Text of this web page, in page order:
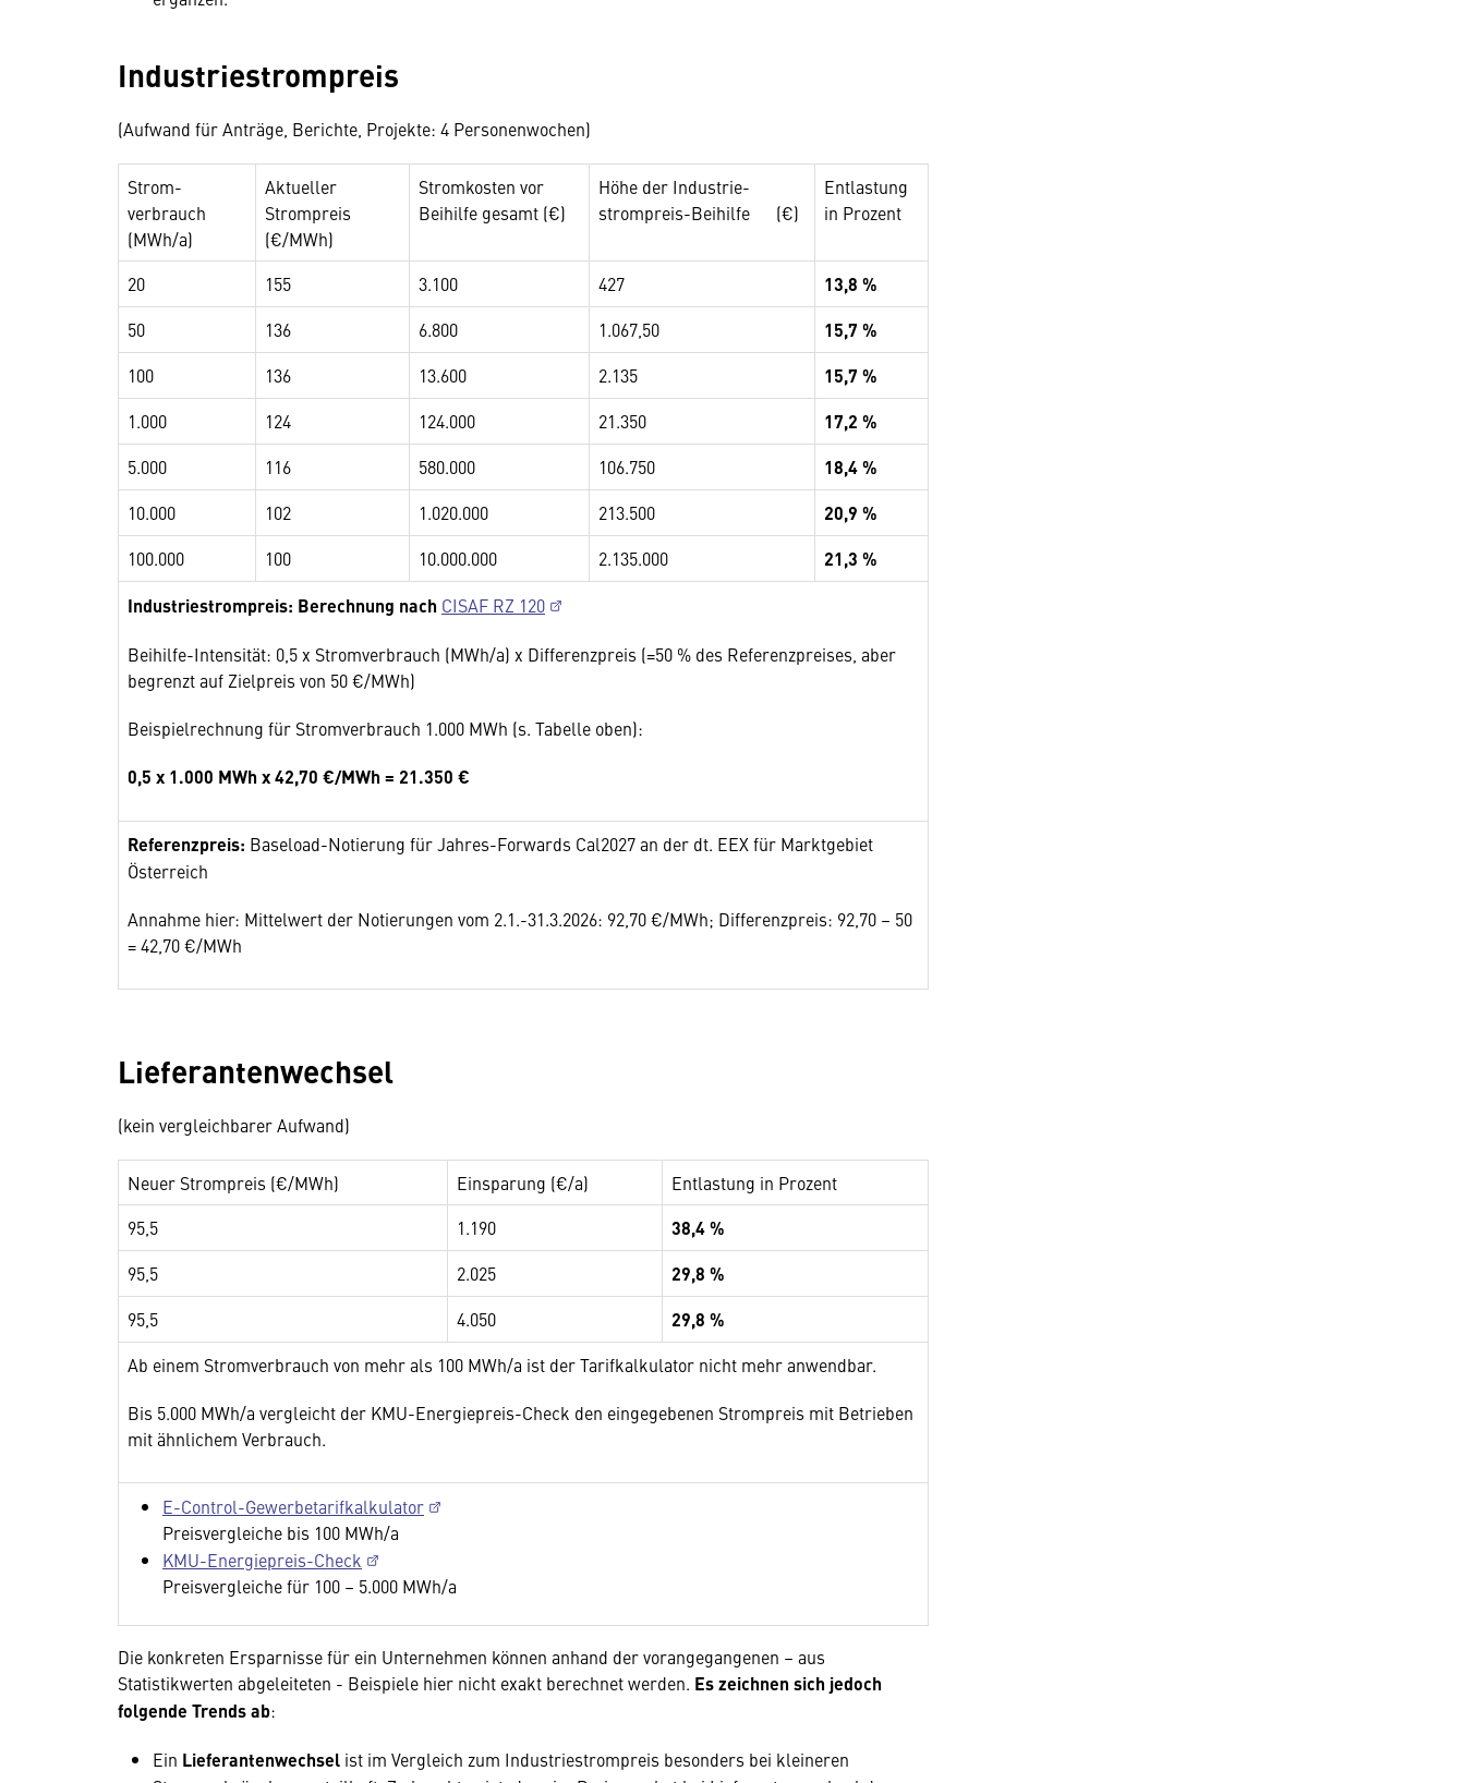
Industriestrompreis
(Aufwand für Anträge, Berichte, Projekte: 4 Personenwochen)
Strom-
verbrauch
(MWh/a)
Aktueller
Strompreis
(€/MWh)
Stromkosten vor
Beihilfe gesamt (€)
Höhe der Industrie-
strompreis-Beihilfe (€)
Entlastung
in Prozent
20 155 3.100 427 13,8 %
50 136 6.800 1.067,50 15,7 %
100 136 13.600 2.135 15,7 %
1.000 124 124.000 21.350 17,2 %
5.000 116 580.000 106.750 18,4 %
10.000 102 1.020.000 213.500 20,9 %
100.000 100 10.000.000 2.135.000
21,3 %
Industriestrompreis: Berechnung nach CISAF RZ 120
Beihilfe-Intensität: 0,5 x Stromverbrauch (MWh/a) x Differenzpreis (=50 % des Referenzpreises, aber
begrenzt auf Zielpreis von 50 €/MWh)
Beispielrechnung für Stromverbrauch 1.000 MWh (s. Tabelle oben):
0,5 x 1.000 MWh x 42,70 €/MWh = 21.350 €
Referenzpreis: Baseload-Notierung für Jahres-Forwards Cal2027 an der dt. EEX für Marktgebiet
Österreich
Annahme hier: Mittelwert der Notierungen vom 2.1.-31.3.2026: 92,70 €/MWh; Differenzpreis: 92,70 – 50
= 42,70 €/MWh
Lieferantenwechsel
(kein vergleichbarer Aufwand)
Neuer Strompreis (€/MWh) Einsparung (€/a)
Entlastung in Prozent
95,5
1.190 38,4 %
95,5 2.025 29,8 %
95,5 4.050 29,8 %
Ab einem Stromverbrauch von mehr als 100 MWh/a ist der Tarifkalkulator nicht mehr anwendbar.
Bis 5.000 MWh/a vergleicht der KMU-Energiepreis-Check den eingegebenen Strompreis mit Betrieben
mit ähnlichem Verbrauch.
E-Control-Gewerbetarifkalkulator
Preisvergleiche bis 100 MWh/a
KMU-Energiepreis-Check
Preisvergleiche für 100 – 5.000 MWh/a
Die konkreten Ersparnisse für ein Unternehmen können anhand der vorangegangenen – aus
Statistikwerten abgeleiteten - Beispiele hier nicht exakt berechnet werden. Es zeichnen sich jedoch
folgende Trends ab:
Ein Lieferantenwechsel ist im Vergleich zum Industriestrompreis besonders bei kleineren